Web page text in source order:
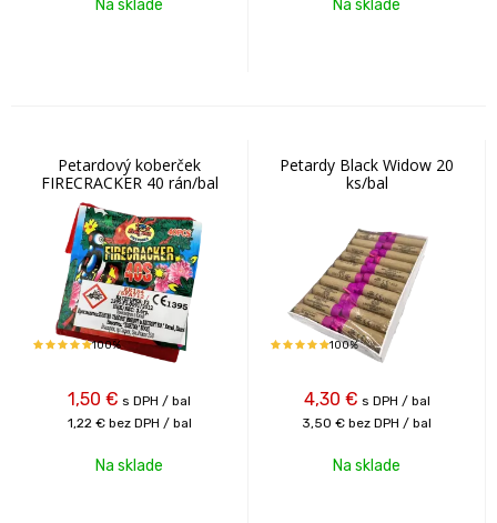
Na sklade Na sklade
Petardový koberček
FIRECRACKER 40 rán/bal
100%
1,50 € s DPH / bal
1,22 € bez DPH / bal
Na sklade
Petardy Black Widow 20
ks/bal
100%
4,30 € s DPH / bal
3,50 € bez DPH / bal
Na sklade